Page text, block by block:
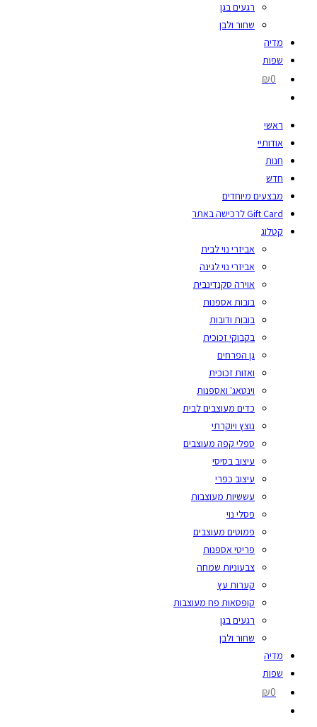
רגעים בגן
שחור ולבן
מדיה
שפות
₪0
ראשי
אודותיי
חנות
חדש
מבצעים מיוחדים
Gift Card לרכישה באתר
קטלוג
אביזרי נוי לבית
אביזרי נוי לגינה
אוירה סקנדינבית
בובות אספנות
בובות ודובות
בקבוקי זכוכית
גן הפרחים
ואזות זכוכית
וינטאג' ואספנות
כדים מעוצבים לבית
נוצץ ויוקרתי
ספלי קפה מעוצבים
עיצוב בסיסי
עיצוב כפרי
עששיות מעוצבות
פסלי נוי
פמוטים מעוצבים
פריטי אספנות
צבעוניות שמחה
קערות עץ
קופסאות פח מעוצבות
רגעים בגן
שחור ולבן
מדיה
שפות
₪0